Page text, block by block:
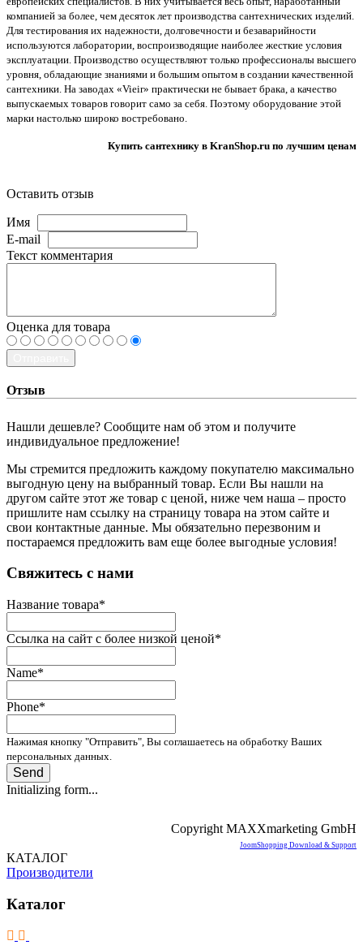
компанией за более, чем десяток лет производства сантехнических изделий.
Для тестирования их надежности, долговечности и безаварийности
используются лаборатории, воспроизводящие наиболее жесткие условия
эксплуатации. Производство осуществляют только профессионалы высшего
уровня, обладающие знаниями и большим опытом в создании качественной
сантехники. На заводах «Vieir» практически не бывает брака, а качество
выпускаемых товаров говорит само за себя. Поэтому оборудование этой
марки настолько широко востребовано.
Купить сантехнику в KranShop.ru по лучшим ценам
Оставить отзыв
Имя
E-mail
Текст комментария
Оценка для товара
Отзыв
Нашли дешевле? Сообщите нам об этом и получите
индивидуальное предложение!
Мы стремится предложить каждому покупателю максимально
выгодную цену на выбранный товар. Если Вы нашли на
другом сайте этот же товар с ценой, ниже чем наша – просто
пришлите нам ссылку на страницу товара на этом сайте и
свои контактные данные. Мы обязательно перезвоним и
постараемся предложить вам еще более выгодные условия!
­Свяжитесь с нами
Название товара*
Ссылка на сайт с более низкой ценой*
Name*
Phone*
Нажимая кнопку "Отправить", Вы соглашаетесь на обработку Ваших
персональных данных.
Send
Initializing form...
Copyright MAXXmarketing GmbH
JoomShopping Download & Support
КАТАЛОГ
Производители
Каталог